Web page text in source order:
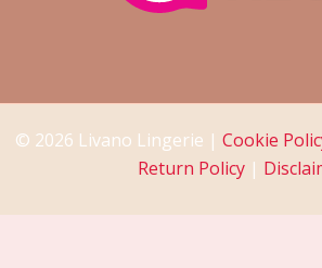
© 2026 Livano Lingerie | Cookie
Return Policy |